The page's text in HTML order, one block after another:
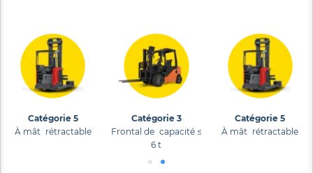
Catégorie 5
À mât rétractable
Catégorie 3
Frontal de capacité ≤
6 t
Catégorie 5
À mât rétractable